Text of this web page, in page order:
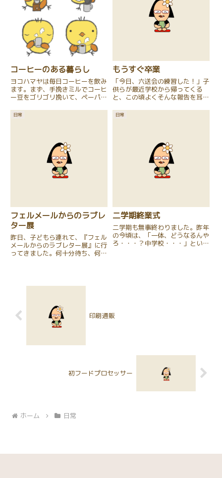
コーヒーのある暮らし
ヨコハマヤは毎日コーヒーを飲み
ます。まず、手挽きミルでコーヒ
ー豆をゴリゴリ挽いて、ペーパー
ーヒーを味わって、美味
もうすぐ卒業
「今日、六送会の練習した！」子
供らが最近学校から帰ってくる
と、この頃よくそんな報告を耳に
すね。（自分が卒業した小学校は
日常
フェルメールからのラブレ
ター展
昨日、子どもら連れて、『フェル
メールからのラブレター展』に行
ってきました。何十分待ち、何時
かなか予定通りにはいかず、美術
日常
二学期終業式
二学期も無事終わりました。昨年
の今頃は、「一体、どうなるんや
ろ・・・？中学校・・・」という
印刷通販
初フードプロセッサー
ホーム 日常